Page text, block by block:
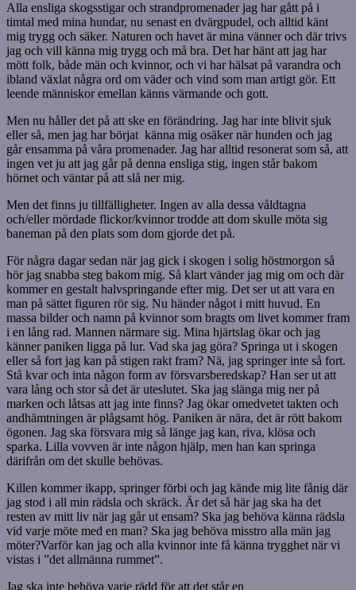
Alla ensliga skogsstigar och strandpromenader jag har gått på i
timtal med mina hundar, nu senast en dvärgpudel, och alltid känt
mig trygg och säker. Naturen och havet är mina vänner och där trivs
jag och vill känna mig trygg och må bra. Det har hänt att jag har
mött folk, både män och kvinnor, och vi har hälsat på varandra och
ibland växlat några ord om väder och vind som man artigt gör. Ett
leende människor emellan känns värmande och gott.
Men nu håller det på att ske en förändring. Jag har inte blivit sjuk
eller så, men jag har börjat känna mig osäker när hunden och jag
går ensamma på våra promenader. Jag har alltid resonerat som så, att
ingen vet ju att jag går på denna ensliga stig, ingen står bakom
hörnet och väntar på att slå ner mig.
Men det finns ju tillfälligheter. Ingen av alla dessa våldtagna
och/eller mördade flickor/kvinnor trodde att dom skulle möta sig
baneman på den plats som dom gjorde det på.
För några dagar sedan när jag gick i skogen i solig höstmorgon så
hör jag snabba steg bakom mig. Så klart vänder jag mig om och där
kommer en gestalt halvspringande efter mig. Det ser ut att vara en
man på sättet figuren rör sig. Nu händer något i mitt huvud. En
massa bilder och namn på kvinnor som bragts om livet kommer fram
i en lång rad. Mannen närmare sig. Mina hjärtslag ökar och jag
känner paniken ligga på lur. Vad ska jag göra? Springa ut i skogen
eller så fort jag kan på stigen rakt fram? Nä, jag springer inte så fort.
Stå kvar och inta någon form av försvarsberedskap? Han ser ut att
vara lång och stor så det är uteslutet. Ska jag slänga mig ner på
marken och låtsas att jag inte finns? Jag ökar omedvetet takten och
andhämtningen är plågsamt hög. Paniken är nära, det är rött bakom
ögonen. Jag ska försvara mig så länge jag kan, riva, klösa och
sparka. Lilla vovven är inte någon hjälp, men han kan springa
därifrån om det skulle behövas.
Killen kommer ikapp, springer förbi och jag kände mig lite fånig där
jag stod i all min rädsla och skräck. Är det så här jag ska ha det
resten av mitt liv när jag går ut ensam? Ska jag behöva känna rädsla
vid varje möte med en man? Ska jag behöva misstro alla män jag
möter?Varför kan jag och alla kvinnor inte få känna trygghet när vi
vistas i ”det allmänna rummet”.
Jag ska inte behöva varje rädd för att det står en